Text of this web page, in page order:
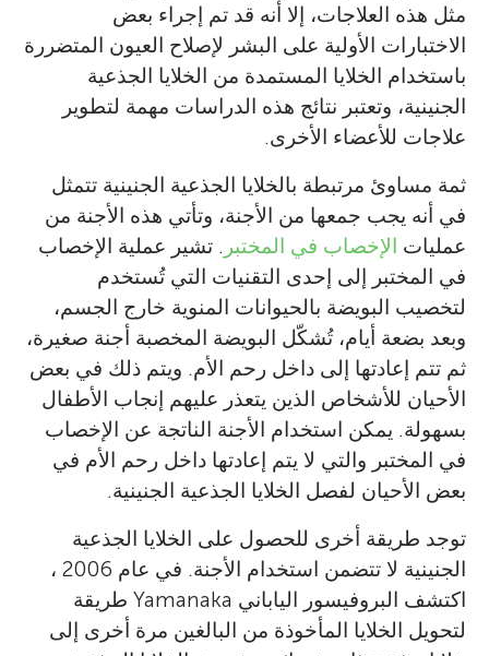
مثل هذه العلاجات، إلا أنه قد تم إجراء بعض
الاختبارات الأولية على البشر لإصلاح العيون المتضررة
باستخدام الخلايا المستمدة من الخلايا الجذعية
الجنينية، وتعتبر نتائج هذه الدراسات مهمة لتطوير
علاجات للأعضاء الأخرى.
ثمة مساوئ مرتبطة بالخلايا الجذعية الجنينية تتمثل
في أنه يجب جمعها من الأجنة، وتأتي هذه الأجنة من
عمليات الإخصاب في المختبر . تشير عملية الإخصاب
في المختبر إلى إحدى التقنيات التي تُستخدم
لتخصيب البويضة بالحيوانات المنوية خارج الجسم،
وبعد بضعة أيام، تُشكّل البويضة المخصبة أجنة صغيرة،
ثم تتم إعادتها إلى داخل رحم الأم. ويتم ذلك في بعض
الأحيان للأشخاص الذين يتعذر عليهم إنجاب الأطفال
بسهولة. يمكن استخدام الأجنة الناتجة عن الإخصاب
في المختبر والتي لا يتم إعادتها داخل رحم الأم في
بعض الأحيان لفصل الخلايا الجذعية الجنينية.
توجد طريقة أخرى للحصول على الخلايا الجذعية
الجنينية لا تتضمن استخدام الأجنة. في عام 2006 ،
اكتشف البروفيسور الياباني Yamanaka طريقة
لتحويل الخلايا المأخوذة من البالغين مرة أخرى إلى